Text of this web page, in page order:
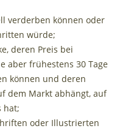
verderben können oder
würde;
deren Preis bei
aber frühestens 30 Tage
können und deren
dem Markt abhängt, auf
hat;
oder Illustrierten